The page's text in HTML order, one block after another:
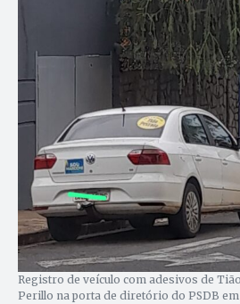
Registro de veículo com adesivos de
Perillo na porta de diretório do PSDB